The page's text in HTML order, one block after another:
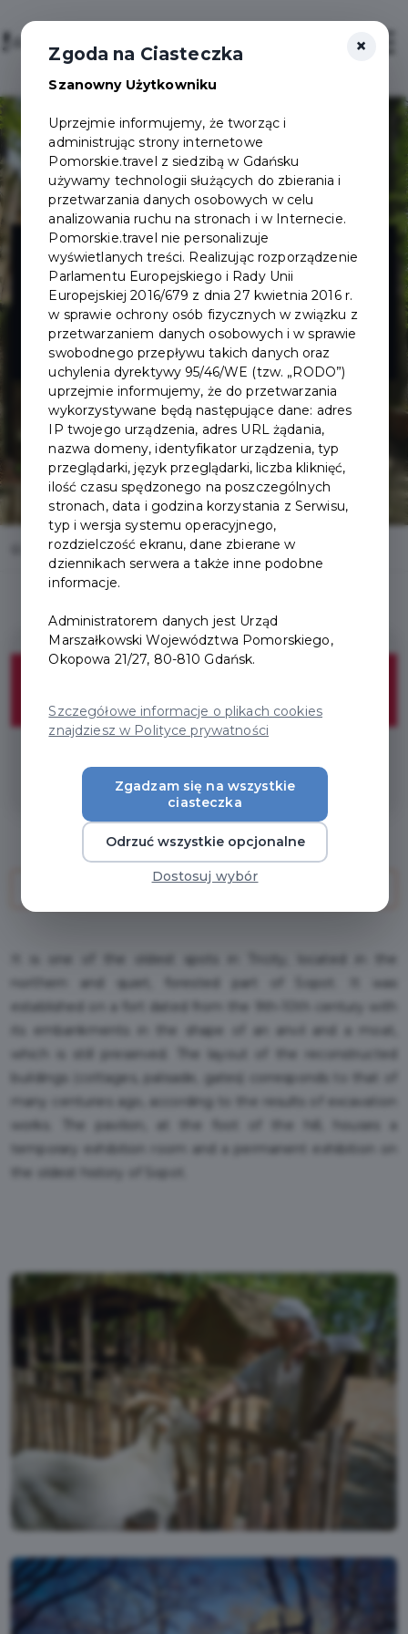
Archaeological
Museum: Sopot
Stronghold
Home Oferty Archaeological Museum: Sopot Stronghold
* Required Explorer Package
It is one of the oldest spots in Tricity, located in the
northern and quiet, forested part of Sopot. It was
established on a fort dated from the 9th-10th century with
its embankments in the shape of an anvil and a moat,
which is still preserved. The layout of the reconstructed
buildings (cottages, palisade, gates) corresponds to that of
many centuries ago, according to the results of excavation
works. The pavilion, at the foot of the hill, houses a
temporary exhibition room and a permanent exhibition on
the oldest history of Sopot.
×
Zgoda na Ciasteczka
Szanowny Użytkowniku
Uprzejmie informujemy, że tworząc i
administrując strony internetowe
Pomorskie.travel z siedzibą w Gdańsku
używamy technologii służących do zbierania i
przetwarzania danych osobowych w celu
analizowania ruchu na stronach i w Internecie.
Pomorskie.travel nie personalizuje
wyświetlanych treści. Realizując rozporządzenie
Parlamentu Europejskiego i Rady Unii
Europejskiej 2016/679 z dnia 27 kwietnia 2016 r.
w sprawie ochrony osób fizycznych w związku z
przetwarzaniem danych osobowych i w sprawie
swobodnego przepływu takich danych oraz
uchylenia dyrektywy 95/46/WE (tzw. „RODO”)
uprzejmie informujemy, że do przetwarzania
wykorzystywane będą następujące dane: adres
IP twojego urządzenia, adres URL żądania,
nazwa domeny, identyfikator urządzenia, typ
przeglądarki, język przeglądarki, liczba kliknięć,
ilość czasu spędzonego na poszczególnych
stronach, data i godzina korzystania z Serwisu,
typ i wersja systemu operacyjnego,
rozdzielczość ekranu, dane zbierane w
dziennikach serwera a także inne podobne
informacje.
Administratorem danych jest Urząd
Marszałkowski Województwa Pomorskiego,
Okopowa 21/27, 80-810 Gdańsk.
Szczegółowe informacje o plikach cookies
znajdziesz w Polityce prywatności
Zgadzam się na wszystkie
ciasteczka
Odrzuć wszystkie opcjonalne
Dostosuj wybór